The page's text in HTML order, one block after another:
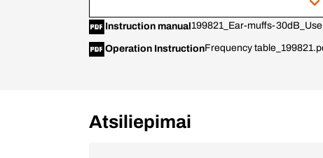
Instruction manual 199821_Ear-muffs-
Operation InstructionFrequency
Atsiliepimai